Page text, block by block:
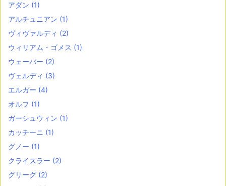
アダン (1)
アルチュニアン (1)
ヴィヴァルディ (2)
ウィリアム・ゴメス (1)
ウェーバー (2)
ヴェルディ (3)
エルガー (4)
オルフ (1)
ガーシュウィン (1)
カッチーニ (1)
グノー (1)
クライスラー (2)
グリーグ (2)